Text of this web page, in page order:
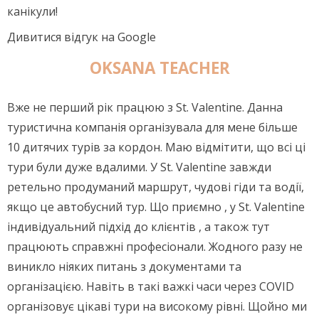
канікули!
Дивитися відгук на Google
OKSANA TEACHER
Вже не перший рік працюю з St. Valentine. Данна
туристична компанія організувала для мене більше
10 дитячих турів за кордон. Маю відмітити, що всі ці
тури були дуже вдалими. У St. Valentine завжди
ретельно продуманий маршрут, чудові гіди та водії,
якщо це автобусний тур. Що приємно , у St. Valentine
індивідуальний підхід до клієнтів , а також тут
працюють справжні професіонали. Жодного разу не
виникло ніяких питань з документами та
організацією. Навіть в такі важкі часи через COVID
організовує цікаві тури на високому рівні. Щойно ми